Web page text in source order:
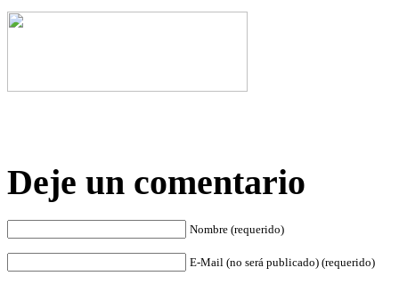
Deje un comentario
Nombre (requerido)
E-Mail (no será publicado) (requerido)